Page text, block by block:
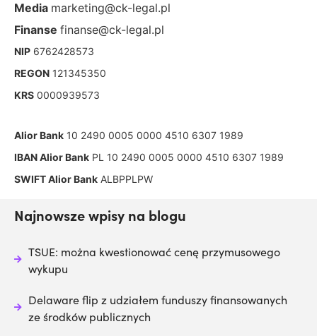
Media marketing@ck-legal.pl
Finanse finanse@ck-legal.pl
NIP 6762428573
REGON 121345350
KRS 0000939573
Alior Bank 10 2490 0005 0000 4510 6307 1989
IBAN Alior Bank PL 10 2490 0005 0000 4510 6307 1989
SWIFT Alior Bank ALBPPLPW
Najnowsze wpisy na blogu
TSUE: można kwestionować cenę przymusowego
wykupu
Delaware flip z udziałem funduszy finansowanych
ze środków publicznych